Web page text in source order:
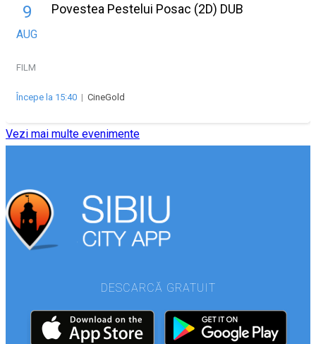
9
AUG
Povestea Pestelui Posac (2D) DUB
FILM
Începe la 15:40 | CineGold
Vezi mai multe evenimente
DESCARCĂ GRATUIT